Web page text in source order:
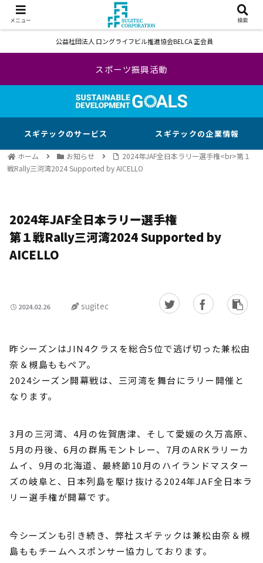
公益社団法人 ロングライフビル推進協会BELCA 正会員
スポーツ振興活動
スギテックのサービス スギテックの企業情報
ホーム お知らせ
2024年JAF全日本ラリー選手権<br>第１
戦Rally三河湾2024 Supported by AICELLO
2024年JAF全日本ラリー選手権
第１戦Rally三河湾2024 Supported by
AICELLO
2024.02.26 sugitec
昨シーズンはJIN4クラスを総合5位で逃げ切った兼松由
奈＆槻島ももペア。
2024シーズン開幕戦は、三河湾を舞台にラリー開催と
なります。
3月の三河湾、4月の佐賀唐津、そして愛媛の久万高原、
5月の丹後、6月の群馬モントレー、7月のARKラリーカ
ムイ、9月の北海道、最終節10月のハイランドマスター
ズの岐阜と、日本列島を駆け抜ける2024年JAF全日本ラ
リー選手権が開幕です。
今シーズンも引き続き、弊社スギテックは兼松由奈＆槻
島ももチームへスポンサー協力しております。
メニュー 検索